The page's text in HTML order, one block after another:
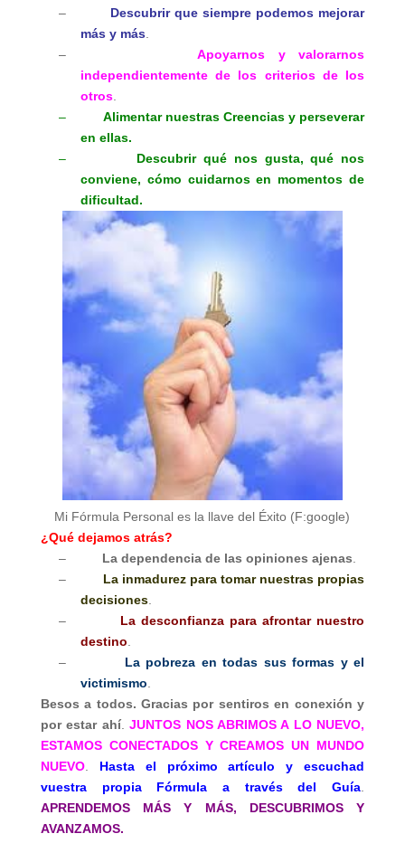
–
Descubrir que siempre podemos mejorar
más y más
–
Apoyarnos y valorarnos
independientemente de los criterios de los
otros.
–
Alimentar nuestras Creencias y perseverar
en ellas.
–
Descubrir qué nos gusta, qué nos
conviene, cómo cuidarnos en momentos de
dificultad.
Mi Fórmula Personal es la llave del Éxito (F:google)
¿Qué dejamos atrás?
–
La dependencia de las opiniones ajenas
–
La inmadurez para tomar nuestras propias
decisiones.
–
La desconfianza para afrontar nuestro
destino
–
La pobreza en todas sus formas y el
victimismo
Besos a todos. Gracias por sentiros en conexión y
por estar ahí.JUNTOS NOS ABRIMOS A LO NUEVO,
ESTAMOS CONECTADOS Y CREAMOS UN MUNDO
NUEVO. Hasta el próximo artículo y escuchad
vuestra propia Fórmula a través del Guía
APRENDEMOS MÁS Y MÁS, DESCUBRIMOS Y
AVANZAMOS.